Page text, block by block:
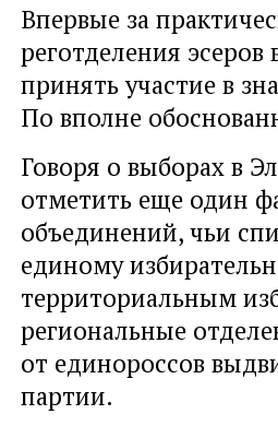
Впервые за
реготделения
принять участие в
По вполне
Говоря о выборах в
отметить еще один
объединений, чьи
единому
территориальным
региональные
от единороссов
партии.